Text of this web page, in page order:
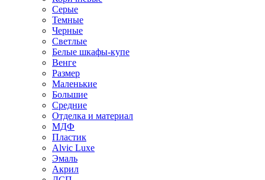
Серые
Темные
Черные
Светлые
Белые шкафы-купе
Венге
Размер
Маленькие
Большие
Средние
Отделка и материал
МДФ
Пластик
Alvic Luxe
Эмаль
Акрил